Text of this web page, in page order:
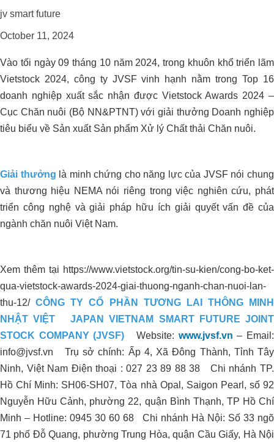
jv smart future
October 11, 2024
Vào tối ngày 09 tháng 10 năm 2024, trong khuôn khổ triển lãm
Vietstock 2024, công ty JVSF vinh hạnh nằm trong Top 16
doanh nghiệp xuất sắc nhận được Vietstock Awards 2024 –
Cục Chăn nuôi (Bộ NN&PTNT) với giải thưởng Doanh nghiệp
tiêu biểu về Sản xuất Sản phẩm Xử lý Chất thải Chăn nuôi.
Giải thưởng là minh chứng cho năng lực của JVSF nói chung
và thương hiệu NEMA nói riêng trong việc nghiên cứu, phát
triển công nghệ và giải pháp hữu ích giải quyết vấn đề của
ngành chăn nuôi Việt Nam.
Xem thêm tại https://www.vietstock.org/tin-su-kien/cong-bo-ket-
qua-vietstock-awards-2024-giai-thuong-nganh-chan-nuoi-lan-
thu-12/CÔNG TY CỔ PHẦN TƯƠNG LAI THÔNG MINH
NHẬT VIỆT
JAPAN VIETNAM SMART FUTURE JOINT
STOCK COMPANY (JVSF)
Website: www.jvsf.vn – Email:
info@jvsf.vn
Trụ sở chính: Ấp 4, Xã Đông Thành, Tỉnh Tây
Ninh, Việt Nam Điện thoại : 027 23 89 88 38
Chi nhánh TP.
Hồ Chí Minh: SH06-SH07, Tòa nhà Opal, Saigon Pearl, số 92
Nguyễn Hữu Cảnh, phường 22, quận Bình Thạnh, TP Hồ Chí
Minh – Hotline: 0945 30 60 68
Chi nhánh Hà Nội: Số 33 ngõ
71 phố Đỗ Quang, phường Trung Hòa, quận Cầu Giấy, Hà Nội
Giải Pháp Organic Carbon Cho Khu
Xử Lý Nước Thải _Nhà Máy Chế Biến
Sữa, Trường Thọ – Thủ Đức – TP. Hồ
Chí Minh
QUY TRÌNH NÂNG VÀ GIỮ pH ỔN
ĐỊNH CHO ĐẤT TRỒNG SẦU
RIÊNG